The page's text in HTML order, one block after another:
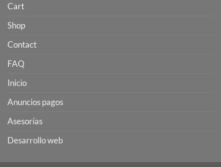
Cart
Shop
Contact
FAQ
Inicio
Anuncios pagos
Asesorías
Desarrollo web